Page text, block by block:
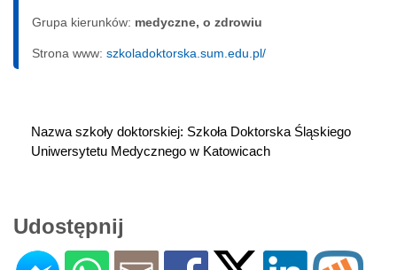
Grupa kierunków: medyczne, o zdrowiu
Strona www: szkoladoktorska.sum.edu.pl/
Nazwa szkoły doktorskiej: Szkoła Doktorska Śląskiego
Uniwersytetu Medycznego w Katowicach
Udostępnij